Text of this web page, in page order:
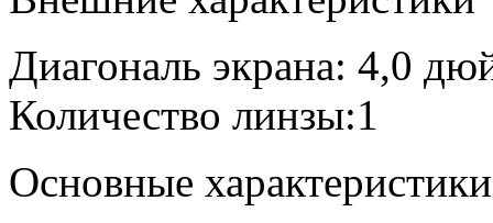
Диагональ экрана: 4,0
Количество линзы:1
Основные характеристики